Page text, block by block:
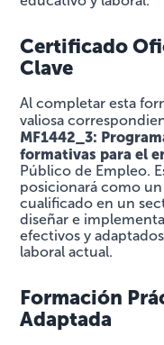
Certificado
Clave
Al completar esta
valiosa
MF1442_3:
formativas para el
Público de Empleo.
posicionará como
cualificado en un
diseñar e
efectivos y
laboral actual.
Formación
Adaptada